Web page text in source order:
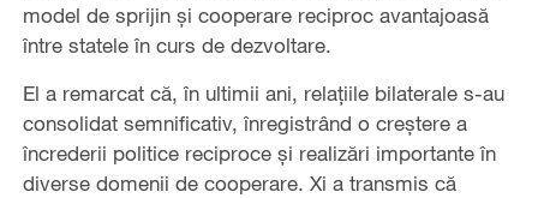
model de sprijin și cooperare reciproc avantajoasă
între statele în curs de dezvoltare.
El a remarcat că, în ultimii ani, relațiile bilaterale s-au
consolidat semnificativ, înregistrând o creștere a
încrederii politice reciproce și realizări importante în
diverse domenii de cooperare. Xi a transmis că